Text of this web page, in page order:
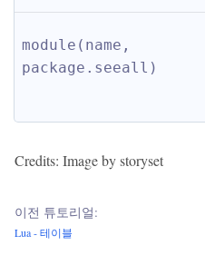
module(name,
package.seeall)
Credits: Image by storyset
이전 튜토리얼:
Lua - 테이블